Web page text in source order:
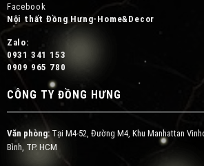
Facebook
Nội thất Đồng Hưng-Home&Decor
Zalo:
0931 341 153
0909 965 780
CÔNG TY ĐỒNG HƯNG
Văn phòng:Tại M4-52, Đường M4, Khu Manhattan
Bình, TP. HCM